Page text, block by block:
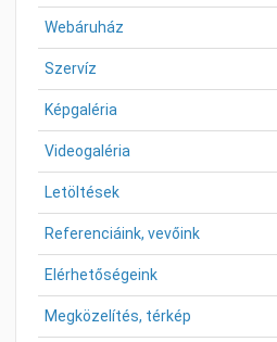
Webáruház
Szervíz
Képgaléria
Videogaléria
Letöltések
Referenciáink, vevőink
Elérhetőségeink
Megközelítés, térkép